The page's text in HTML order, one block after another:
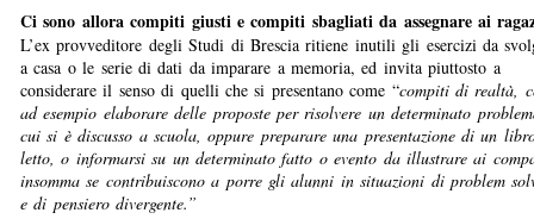
Ci sono allora compiti giusti e compiti sbagliati da assegnare ai
L’ex provveditore degli Studi di Brescia ritiene inutili gli esercizi da
a casa o le serie di dati da imparare a memoria, ed invita piuttosto a
considerare il senso di quelli che si presentano come “compiti di realtà,
ad esempio elaborare delle proposte per risolvere un determinato
cui si è discusso a scuola, oppure preparare una presentazione di un
letto, o informarsi su un determinato fatto o evento da illustrare ai
insomma se contribuiscono a porre gli alunni in situazioni di problem
e di pensiero divergente.”